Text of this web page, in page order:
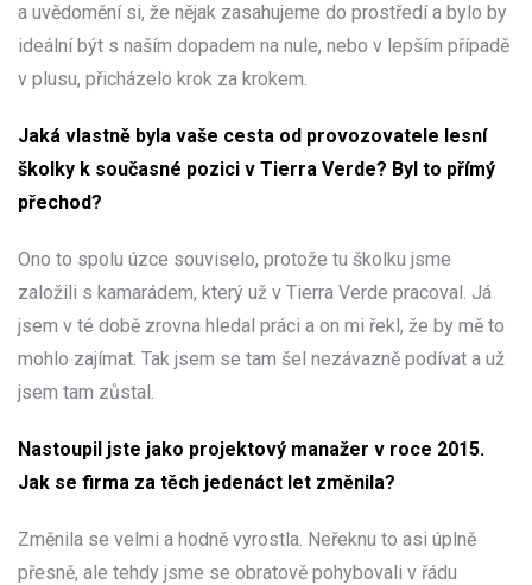
a uvědomění si, že nějak zasahujeme do prostředí a bylo by
ideální být s naším dopadem na nule, nebo v lepším případě
v plusu, přicházelo krok za krokem.
Jaká vlastně byla vaše cesta od provozovatele lesní
školky k současné pozici v Tierra Verde? Byl to přímý
přechod?
Ono to spolu úzce souviselo, protože tu školku jsme
založili s kamarádem, který už v Tierra Verde pracoval. Já
jsem v té době zrovna hledal práci a on mi řekl, že by mě to
mohlo zajímat. Tak jsem se tam šel nezávazně podívat a už
jsem tam zůstal.
Nastoupil jste jako projektový manažer v roce 2015.
Jak se firma za těch jedenáct let změnila?
Změnila se velmi a hodně vyrostla. Neřeknu to asi úplně
přesně, ale tehdy jsme se obratově pohybovali v řádu